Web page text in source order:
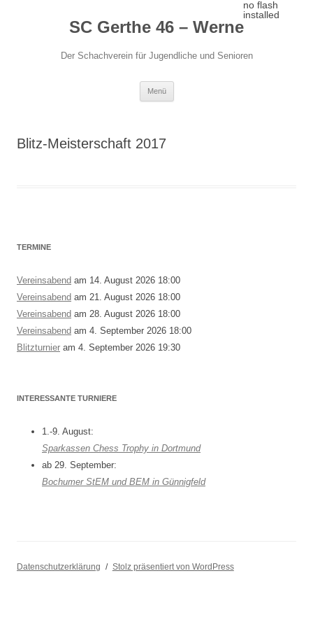
SC Gerthe 46 – Werne
Der Schachverein für Jugendliche und Senioren
Menü
Blitz-Meisterschaft 2017
TERMINE
Vereinsabend am 14. August 2026 18:00
Vereinsabend am 21. August 2026 18:00
Vereinsabend am 28. August 2026 18:00
Vereinsabend am 4. September 2026 18:00
Blitzturnier am 4. September 2026 19:30
INTERESSANTE TURNIERE
1.-9. August:
Sparkassen Chess Trophy in Dortmund
ab 29. September:
Bochumer StEM und BEM in Günnigfeld
Datenschutzerklärung Stolz präsentiert von WordPress
no flash
installed